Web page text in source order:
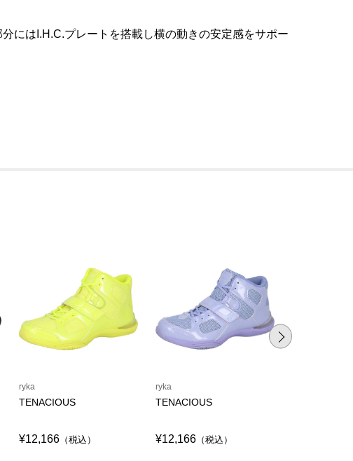
にはI.H.C.プレートを搭載し横の動きの安定感をサポー
ryka
TENACIOUS
¥12,166 （税込）
ryka
TENACIOUS
¥12,166 （税込）